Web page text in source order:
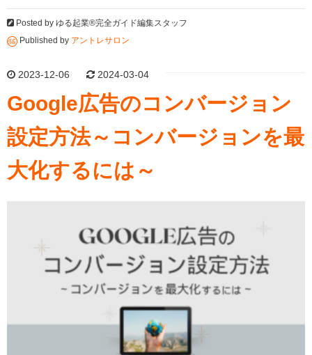
Posted by ゆる起業®完全ガイド編集スタッフ
Published by アントレサロン
2023-12-06 2024-03-04
Google広告のコンバージョン
設定方法～コンバージョンを最
大化するには～